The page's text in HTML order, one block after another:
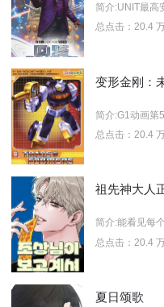
简介:UNIT最高
总点击：20.4
变形金刚：
简介:G1动画第
总点击：20.4
祖先神大人
简介:能看见每
总点击：20.4
夏日颂歌